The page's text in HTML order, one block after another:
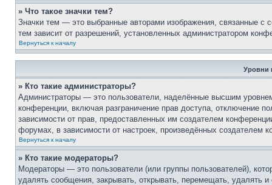
» Что такое значки тем?
Значки тем — это выбранные авторами изображения, связанные
тем зависит от разрешений, установленных администратором
Вернуться к началу
Уровни
» Кто такие администраторы?
Администраторы — это пользователи, наделённые высшим
конференции, включая разграничение прав доступа, отключение
зависимости от прав, предоставленных им создателем
форумах, в зависимости от настроек, произведённых создателем
Вернуться к началу
» Кто такие модераторы?
Модераторы — это пользователи (или группы пользователей),
удалять сообщения, закрывать, открывать, перемещать, удалять